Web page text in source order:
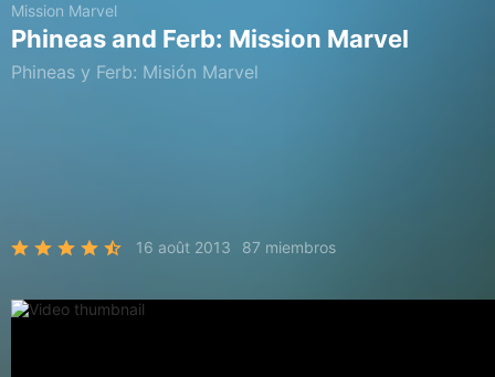
Mission Marvel
Phineas and Ferb: Mission Marvel
Phineas y Ferb: Misión Marvel
16 août 2013 87 miembros